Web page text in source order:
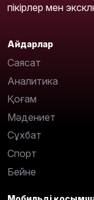
пікірлер мен
Айдарлар
Саясат
Аналитика
Қоғам
Мәдениет
Сұхбат
Спорт
Бейне